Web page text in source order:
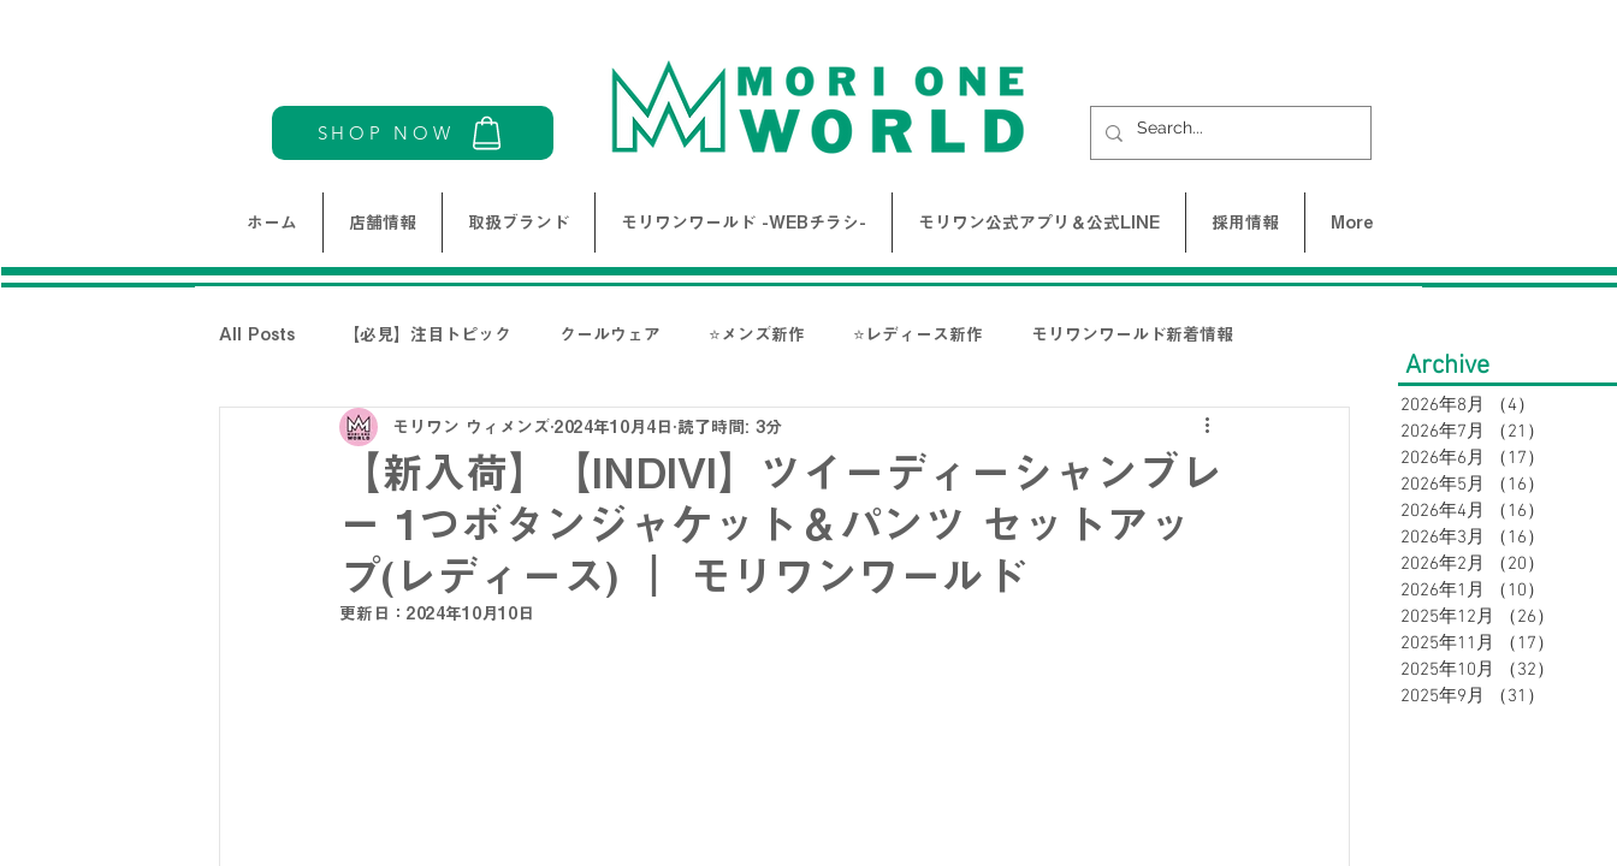
SHOP NOW
ホーム 店舗情報 取扱ブランド モリワンワールド -WEBチラシ- モリワン公式アプリ＆公式LINE 採用情報 More
All Posts 【必見】注目トピック クールウェア ⭐メンズ新作 ⭐レディース新作 モリワンワールド新着情報
モリワンワールドレディース新着情報 Bigワールド新着情報
THE NORTH FACE-ノースフェイス- NANGA go slow caravan 1PIU1UGUALE3 RELAX
SY32 by SWEET YEARS G-stage
【新入荷】【INDIVI】ツイーディーシャンブレ
ー 1つボタンジャケット＆パンツ セットアッ
プ(レディース) ｜ モリワンワールド
モリワン ウィメンズ 2024年10月4日 読了時間: 3分
更新日： 2024年10月10日
Archive
2026年8月 （4）
2026年7月
（21）
2026年6月
（17）
2026年5月
（16）
2026年4月
（16）
2026年3月
（16）
2026年2月
（20）
2026年1月
（10）
2025年12月
（26）
2025年11月
（17）
2025年10月
（32）
2025年9月
（31）